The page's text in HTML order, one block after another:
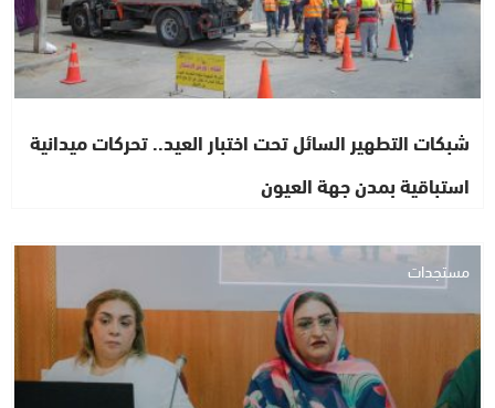
شبكات التطهير السائل تحت اختبار العيد.. تحركات ميدانية
استباقية بمدن جهة العيون
مستجدات